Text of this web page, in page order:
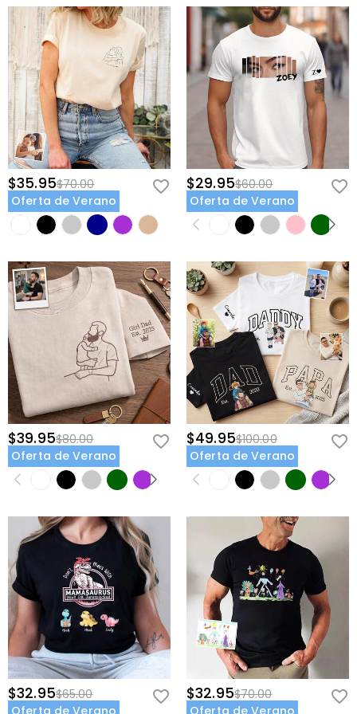
$35.95$70.00
Oferta de Verano
$29.95$60.00
Oferta de Verano
$39.95$80.00
Oferta de Verano
$49.95$100.00
Oferta de Verano
$32.95$65.00
$32.95$70.00